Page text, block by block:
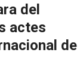
del
actes
de